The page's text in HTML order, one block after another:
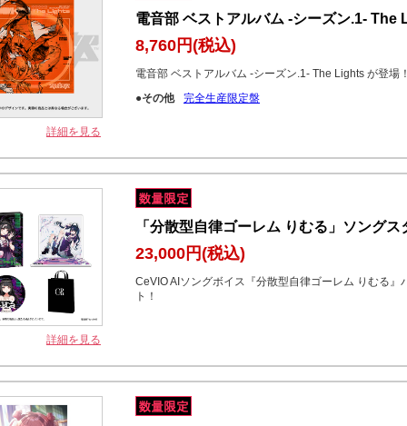
詳細を見る
電音部 ベストアルバム -シーズン.1- The
8,760円(税込)
電音部 ベストアルバム -シーズン.1- The Lights が登場！
●その他
完全生産限定盤
詳細を見る
「分散型自律ゴーレム りむる」ソング
23,000円(税込)
CeVIO AIソングボイス『分散型自律ゴーレム りむる
ト！